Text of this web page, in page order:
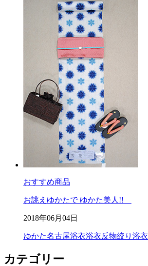
おすすめ商品
お誂えゆかたで ゆかた美人!!
2018年06月04日
ゆかた名古屋浴衣浴衣反物絞り浴衣
カテゴリー